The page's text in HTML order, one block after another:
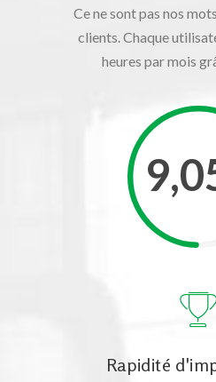
Ce ne sont pas nos
clients. Chaque
heures par mois
Rapidité